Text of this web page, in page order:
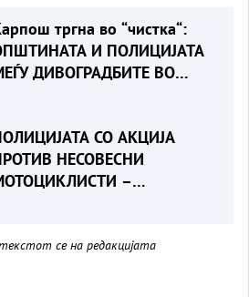
тргна во “чистка“:
И ПОЛИЦИЈАТА
ДИВОГРАДБИТЕ ВО
СО АКЦИЈА
НЕСОВЕСНИ
–
се на редакцијата